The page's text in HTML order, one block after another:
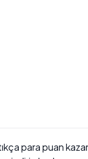
para puan